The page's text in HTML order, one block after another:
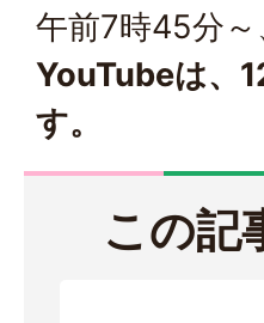
午前7時45分
YouTubeは、
す。
この記